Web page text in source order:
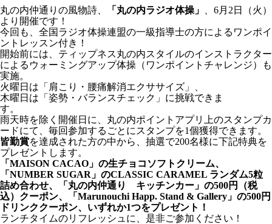
丸の内仲通りの風物詩、 「丸の内ラジオ体操」
、6月2日（火）
より開催です！
今回も、全国ラジオ体操連盟の一級指導士の方によるワンポイ
ントレッスン付き！
開始前には、ティップネス丸の内スタイルのインストラクター
によるウォーミングアップ体操（ワンポイントチャレンジ）も
実施。
火曜日は「肩こり・腰痛解消エクササイズ」、
木曜日は「姿勢・バランスチェック」に挑戦できま
す
雨天時を除く開催日に、丸の内ポイントアプリ上のスタンプカ
ードにて、毎回参加するごとにスタンプを1個獲得できます。
皆勤賞を達成された方の中から、抽選で200名様に下記特典を
プレゼントします。
「 MAISON CACAO 」の生チョコソフトクリーム、
「 NUMBER SUGAR 」のCLASSIC CARAMEL ランダム5粒
詰め合わせ、「 丸の内仲通り キッチンカー 」の500円（税
込）クーポン、「 Marunouchi Happ. Stand & Gallery 」の500円
ドリンククーポン、いずれか1つをプレゼント！
ランチタイムのリフレッシュに、是非ご参加ください！